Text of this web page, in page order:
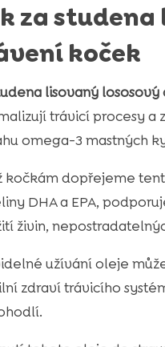
za
koček
lisovaný lososový
trávicí procesy a
omega-3 mastných
kočkám dopřejeme
DHA a EPA,
živin,
užívání oleje
zdraví trávicího